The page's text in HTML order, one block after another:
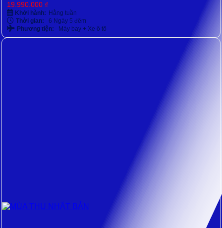
19.990.000 ₫
Khởi hành: Hằng tuần
Thời gian:
6 Ngày 5 đêm
Phương tiện:
Máy bay + Xe ô tô